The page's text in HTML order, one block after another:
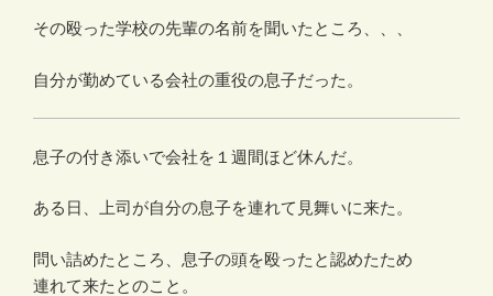
その殴った学校の先輩の名前を聞いたところ、、、
自分が勤めている会社の重役の息子だった。
息子の付き添いで会社を１週間ほど休んだ。
ある日、上司が自分の息子を連れて見舞いに来た。
問い詰めたところ、息子の頭を殴ったと認めたため
連れて来たとのこと。